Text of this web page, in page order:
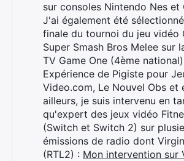
sur consoles Nintendo Nes et
J'ai également été
finale du tournoi du jeu vidéo
Super Smash Bros Melee sur
TV Game One (4ème
Expérience de Pigiste pour
Video.com, Le Nouvel Obs et
ailleurs, je suis intervenu en
qu'expert des jeux vidéo
(Switch et Switch 2) sur
émissions de radio dont
(RTL2) : Mon intervention sur